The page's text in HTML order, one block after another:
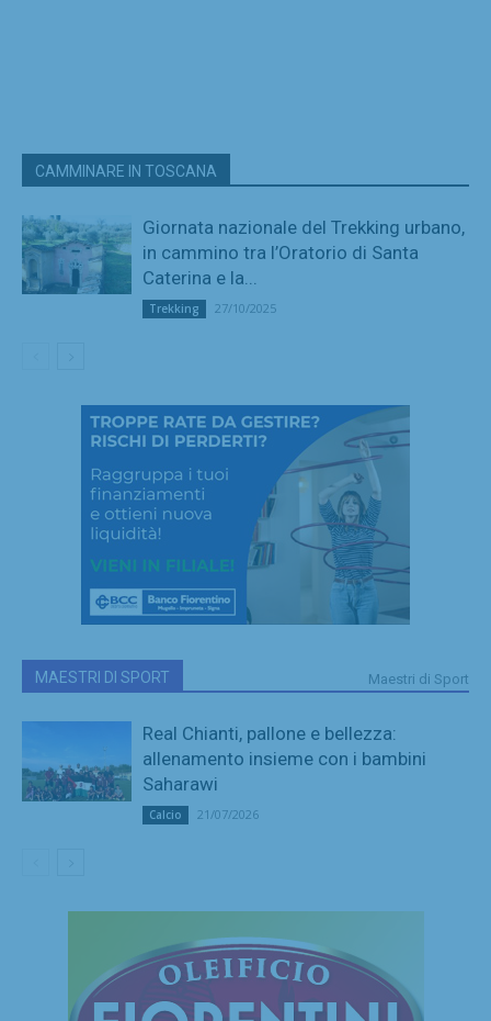
CAMMINARE IN TOSCANA
Giornata nazionale del Trekking urbano,
in cammino tra l’Oratorio di Santa
Caterina e la...
Trekking 27/10/2025
MAESTRI DI SPORT Maestri di Sport
Real Chianti, pallone e bellezza:
allenamento insieme con i bambini
Saharawi
Calcio 21/07/2026